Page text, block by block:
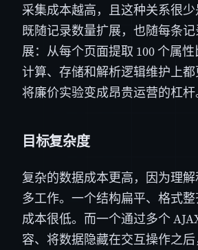
采集成本越高，且这种关系很
既随记录数量扩展，也随每条
展：从每个页面提取 100 个属
计算、存储和解析逻辑维护上
将廉价实验变成昂贵运营的杠杆
目标复杂度
复杂的数据成本更高，因为理
多工作。一个结构扁平、格式
成本很低。而一个通过多个
容、将数据隐藏在交互操作之